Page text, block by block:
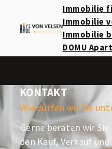
Immobilie
Immobilie
Immobilie
DOMU
KONTAKT
Wie dürfen wir Sie
Gerne beraten wir
den Kauf, Verkauf